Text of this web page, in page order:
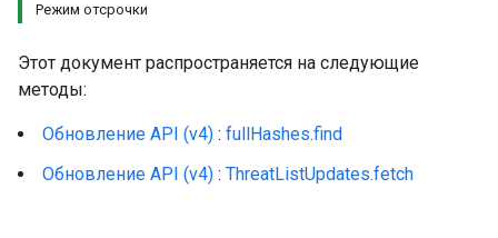
Режим отсрочки
Этот документ распространяется на следующие
методы:
Обновление API (v4) : fullHashes.find
Обновление API (v4) : ThreatListUpdates.fetch